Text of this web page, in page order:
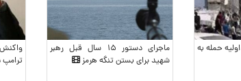
حمله به
ماجرای دستور ۱۵ سال قبل رهبر
شهید برای بستن تنگه هرمز
ترامپ